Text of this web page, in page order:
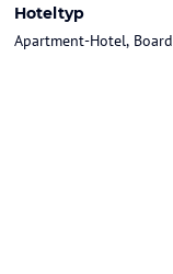
Hoteltyp
Apartment-Hotel,